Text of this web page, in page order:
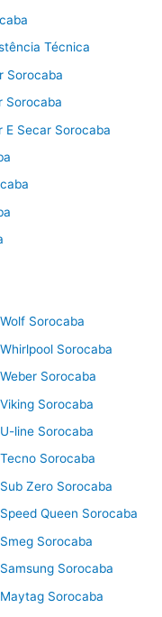
Técnica
Sorocaba
Sorocaba
E Secar Sorocaba
Sorocaba
Sorocaba
Sorocaba
Sorocaba
line Sorocaba
Sorocaba
Zero Sorocaba
Queen Sorocaba
Sorocaba
Sorocaba
Sorocaba